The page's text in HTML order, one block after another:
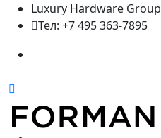
Luxury Hardware Group
Тел: +7 495 363-7895